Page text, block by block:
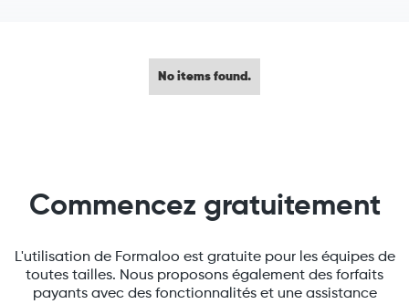
No items found.
Commencez gratuitement
L'utilisation de Formaloo est gratuite pour les équipes de
toutes tailles. Nous proposons également des forfaits
payants avec des fonctionnalités et une assistance